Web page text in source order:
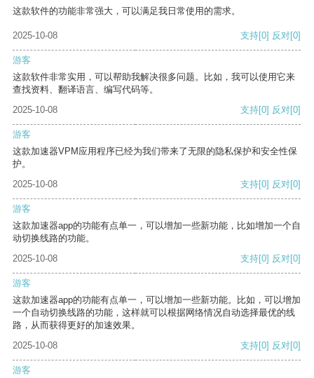
这款软件的功能非常强大，可以满足我日常使用的需求。
2025-10-08 支持[0] 反对[0]
游客
这款软件非常实用，可以帮助我解决很多问题。比如，我可以使用它来
查找资料、翻译语言、编写代码等。
2025-10-08
支持[0] 反对[0]
游客
这款加速器VPM应用程序已经为我们带来了无限的隐私保护和安全性保
护。
2025-10-08
支持[0] 反对[0]
游客
这款加速器app的功能有点单一，可以增加一些新功能，比如增加一个自
动切换线路的功能。
2025-10-08
支持[0] 反对[0]
游客
这款加速器app的功能有点单一，可以增加一些新功能。比如，可以增加
一个自动切换线路的功能，这样就可以根据网络情况自动选择最优的线
路，从而获得更好的加速效果。
2025-10-08
支持[0] 反对[0]
游客